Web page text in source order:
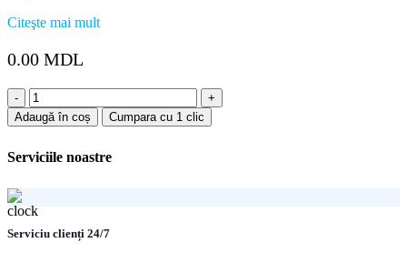
Citeşte mai mult
0.00 MDL
Cantitate
Supermail
"Sniezka"
0.7l
Adaugă în coș Cumpara cu 1 clic
Serviciile noastre
Serviciu clienți 24/7